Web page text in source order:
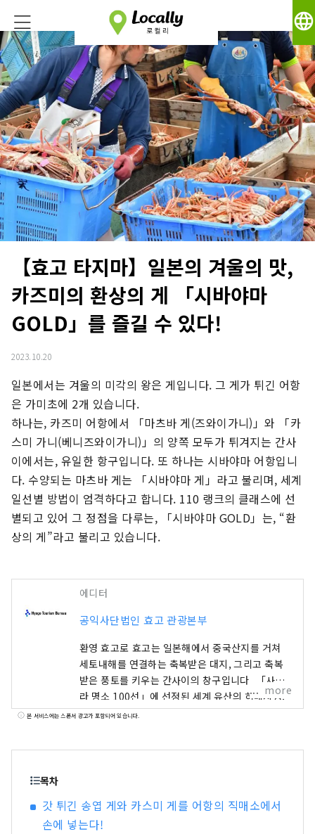
language
【효고 타지마】일본의 겨울의 맛,
카즈미의 환상의 게 「시바야마
GOLD」를 즐길 수 있다!
2023.10.20
일본에서는 겨울의 미각의 왕은 게입니다. 그 게가 튀긴 어항
은 가미초에 2개 있습니다.
하나는, 카즈미 어항에서 「마츠바 게(즈와이가니)」와 「카
스미 가니(베니즈와이가니)」의 양쪽 모두가 튀겨지는 간사
이에서는, 유일한 항구입니다. 또 하나는 시바야마 어항입니
다. 수양되는 마츠바 게는 「시바야마 게」라고 불리며, 세계
일선별 방법이 엄격하다고 합니다. 110 랭크의 클래스에 선
별되고 있어 그 정점을 다루는, 「시바야마 GOLD」는, “환
상의 게”라고 불리고 있습니다.
에디터
공익사단법인 효고 관광본부
환영 효고로 효고는 일본해에서 중국산지를 거쳐
세토내해를 연결하는 축복받은 대지, 그리고 축복
받은 풍토를 키우는 간사이의 창구입니다. 「사쿠
라 명소 100선」에 선정된 세계 유산의 히메지성,
롯코산에서 보는 대 파노라마의 야경 등, 눈을 빼앗
대자연에 싸여 마음도 몸도 릴렉스 할 수 있습니다.
아와지시마·나루토의 우즈시오의 뇌명과 같이 울
more
본 서비스에는 스폰서 광고가 포함되어 있습니다.
목차
갓 튀긴 송엽 게와 카스미 게를 어항의 직매소에서
손에 넣는다!